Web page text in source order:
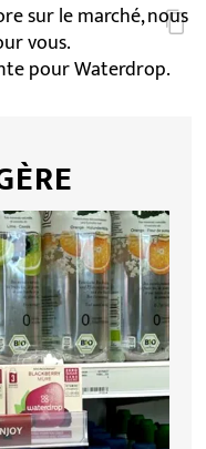
sur le marché, nous
vous.
pour Waterdrop.